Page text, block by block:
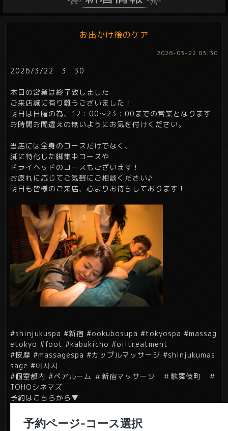
お出かけ後のケア
2026-03-22 03:30
2026/3/22 3：30
本日の営業は終了致しました
ご来店誠に有り難うございました！
明日は日曜の為、12：00～23：00までの営業となります
お時間お間違えの無いようにお気を付けください。
当店には全身のコースだけでなく、
脚に特化した脚集中コースや
ドライヘッドのコースもございます！
お疲れに応じてご気軽にご相談ください♪
明日も皆様のご来店、心よりお待ちしております！
#shinjukuspa #新宿 #ookubosupa #tokyospa #massag
etokyo #foot #kabukicho #oiltreatment
#按摩 #massagespa #カップルマッサージ #shinjukumas
sage #마사지
#個室都内 #ペアルーム ＃新宿マッサージ ＃歌舞伎町 ＃
TOHOシネマズ
予約はこちらから▼